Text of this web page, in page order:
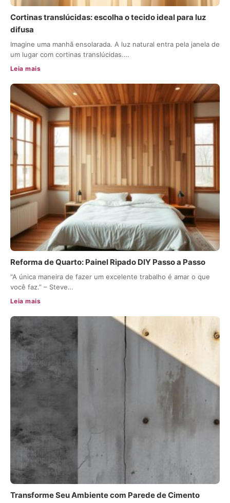
Cortinas translúcidas: escolha o tecido ideal para luz
difusa
Imagine uma manhã ensolarada. A luz natural entra pela janela de
um lugar com cortinas translúcidas.…
Leia mais
Reforma de Quarto: Painel Ripado DIY Passo a Passo
“A única maneira de fazer um excelente trabalho é amar o que
você faz.” – Steve…
Leia mais
Transforme Seu Ambiente com Parede de Cimento